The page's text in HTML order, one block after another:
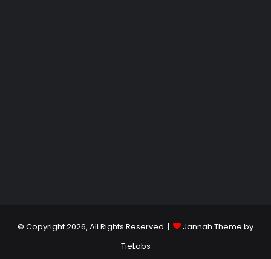
© Copyright 2026, All Rights Reserved |
Jannah Theme by
TieLabs